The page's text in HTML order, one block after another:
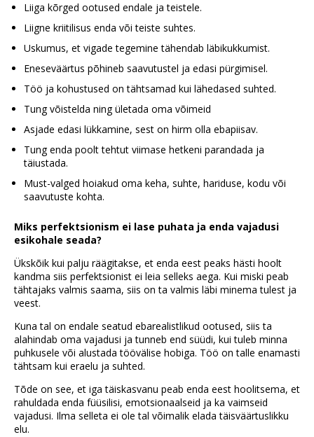
Liiga kõrged ootused endale ja teistele.
Liigne kriitilisus enda või teiste suhtes.
Uskumus, et vigade tegemine tähendab läbikukkumist.
Eneseväärtus põhineb saavutustel ja edasi pürgimisel.
Töö ja kohustused on tähtsamad kui lähedased suhted.
Tung võistelda ning ületada oma võimeid
Asjade edasi lükkamine, sest on hirm olla ebapiisav.
Tung enda poolt tehtut viimase hetkeni parandada ja
täiustada.
Must-valged hoiakud oma keha, suhte, hariduse, kodu või
saavutuste kohta.
Miks perfektsionism ei lase puhata ja enda vajadusi
esikohale seada?
Ükskõik kui palju räägitakse, et enda eest peaks hästi hoolt
kandma siis perfektsionist ei leia selleks aega. Kui miski peab
tähtajaks valmis saama, siis on ta valmis läbi minema tulest ja
veest.
Kuna tal on endale seatud ebarealistlikud ootused, siis ta
alahindab oma vajadusi ja tunneb end süüdi, kui tuleb minna
puhkusele või alustada töövälise hobiga. Töö on talle enamasti
tähtsam kui eraelu ja suhted.
Tõde on see, et iga täiskasvanu peab enda eest hoolitsema, et
rahuldada enda füüsilisi, emotsionaalseid ja ka vaimseid
vajadusi. Ilma selleta ei ole tal võimalik elada täisväärtuslikku
elu.